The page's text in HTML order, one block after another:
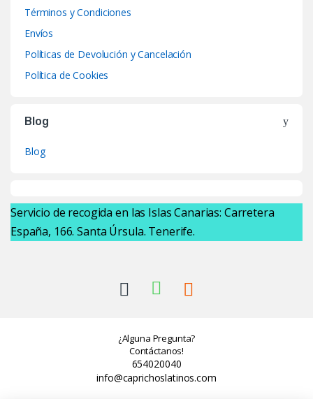
Términos y Condiciones
Envíos
Políticas de Devolución y Cancelación
Política de Cookies
Blog
Blog
Servicio de recogida en las Islas Canarias: Carretera
España, 166. Santa Úrsula. Tenerife.
¿Alguna Pregunta?
Contáctanos!
654020040
info@caprichoslatinos.com